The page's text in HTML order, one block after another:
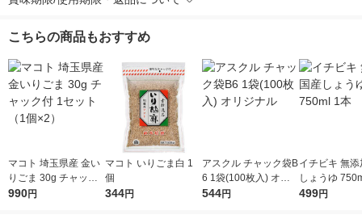
こちらの商品もおすすめ
マコト 埼玉県産 金い
りごま 30g チャック
付 1セット（1個×2）
990円
マコト いりごま白 1
個
344円
アスクル チャック袋B
6 1袋(100枚入) オリ
ジナル
544円
イチビキ 無
しょうゆ
499円